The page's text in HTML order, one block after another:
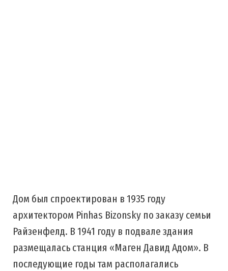
Дом был спроектирован в 1935 году
архитектором Pinhas Bizonsky по заказу семьи
Райзенфелд. В 1941 году в подвале здания
размещалась станция «Маген Давид Адом». В
последующие годы там располагались